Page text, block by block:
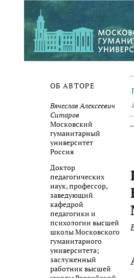
ОБ АВТОРЕ
Вячеслав Алексеевич
Ситаров
Московский
гуманитарный
университет
Россия
Доктор
педагогических
наук, профессор,
заведующий
кафедрой
педагогики и
психологии высшей
школы Московского
гуманитарного
университета;
заслуженный
работник высшей